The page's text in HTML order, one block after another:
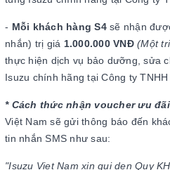
- Mỗi khách hàng S4sẽ nhận
nhắn) trị giá 1.000.000 VNĐ (Một
thực hiện dịch vụ bảo dưỡng, sửa
Isuzu chính hãng tại Công ty
* Cách thức nhận voucher ưu
Việt Nam sẽ gửi thông báo đến
tin nhắn SMS như sau:
"Isuzu Viet Nam xin gui den Quy